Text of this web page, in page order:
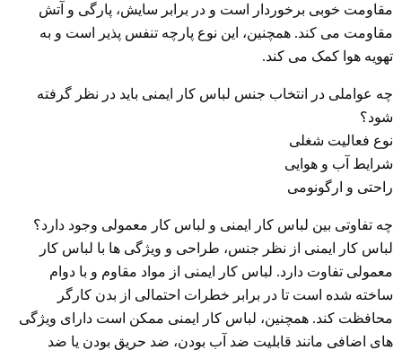
مقاومت خوبی برخوردار است و در برابر سایش، پارگی و آتش
مقاومت می کند. همچنین، این نوع پارچه تنفس پذیر است و به
تهویه هوا کمک می کند.
چه عواملی در انتخاب جنس لباس کار ایمنی باید در نظر گرفته
شود؟
نوع فعالیت شغلی
شرایط آب و هوایی
راحتی و ارگونومی
چه تفاوتی بین لباس کار ایمنی و لباس کار معمولی وجود دارد؟
لباس کار ایمنی از نظر جنس، طراحی و ویژگی ها با لباس کار
معمولی تفاوت دارد. لباس کار ایمنی از مواد مقاوم و با دوام
ساخته شده است تا در برابر خطرات احتمالی از بدن کارگر
محافظت کند. همچنین، لباس کار ایمنی ممکن است دارای ویژگی
های اضافی مانند قابلیت ضد آب بودن، ضد حریق بودن یا ضد